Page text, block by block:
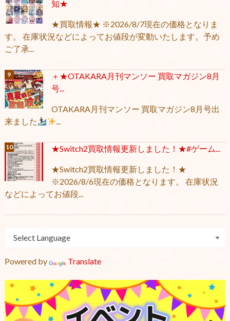
知★
★買取情報★ ※2026/8/7現在の価格となりま
す。 在庫状況などによってお値段が変動いたします。予め
ご了承...
＋★OTAKARA月刊マンソー 買取マガジン8月
号...
OTAKARA月刊マンソー 買取マガジン8月号出
来ました
...
★Switch2買取情報更新しました！★#ゲーム...
★Switch2買取情報更新しました！★
※2026/8/6現在の価格となります。 在庫状況
などによってお値段...
Powered by Translate